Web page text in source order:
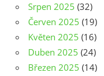
Srpen 2025 (32)
Červen 2025 (19)
Květen 2025 (16)
Duben 2025 (24)
Březen 2025 (14)